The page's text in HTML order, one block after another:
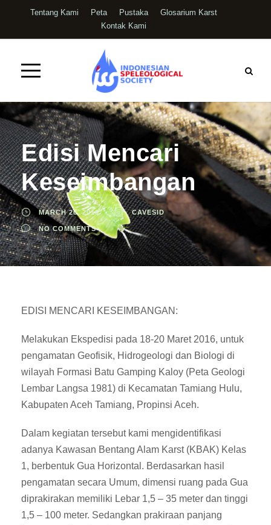
Tentang Kami Peta Pustaka
Glosarium Karst
Kontak Kami
Edisi Mencari
Keseimbangan
MARCH 26, 2016 CAVESID
NO COMMENTS
EDISI MENCARI KESEIMBANGAN:
Melakukan Ekspedisi pada 18-20 Maret 2016, untuk
pengamatan Geofisik, Hidrogeologi dan Biologi di
wilayah Formasi Batu Gamping Kaloy (Peta Geologi
Lembar Langsa 1981) di Kecamatan Tamiang Hulu,
Kabupaten Aceh Tamiang, Propinsi Aceh.
Dalam kegiatan tersebut kami mengidentifikasi
adanya Kawasan Bentang Alam Karst (KBAK) Kelas
1, berbentuk Gua Horizontal. Berdasarkan hasil
pengamatan secara Umum, dimensi ruang pada Gua
diprakirakan memiliki Lebar 1,5 – 35 meter dan tinggi
1,5 – 100 meter. Sedangkan prakiraan panjang